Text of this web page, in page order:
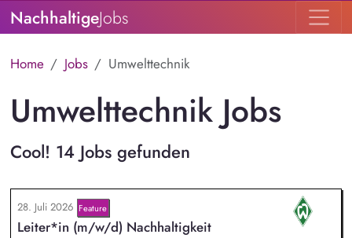
NachhaltigeJobs
Home Jobs Umwelttechnik
Umwelttechnik Jobs
Cool! 14 Jobs gefunden
28. Juli 2026 Feature
Leiter*in (m/w/d) Nachhaltigkeit